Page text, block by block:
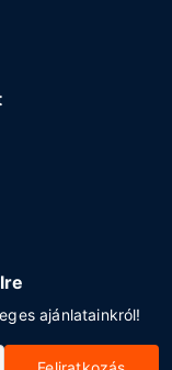
ajánlatainkról!